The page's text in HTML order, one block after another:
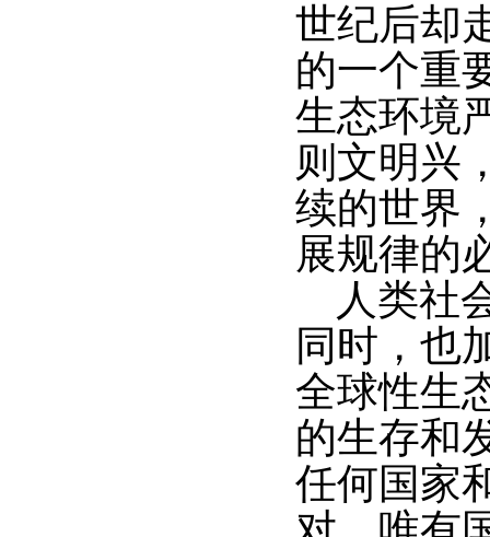
世纪后却
的一个重
生态环境
则文明兴
续的世界
展规律的
人类社
同时，也
全球性生
的生存和
任何国家